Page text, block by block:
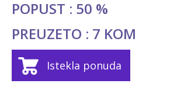
POPUST : 50 %
PREUZETO : 7 KOM
Istekla ponuda